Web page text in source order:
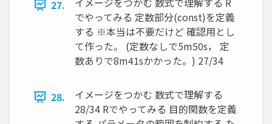
27.
でやってみる 定数部分(const)を定義
する ※本当は不要だけど 確認用とし
て作った。 (定数なしで5m50s， 定
数ありで8m41sかかった。) 27/34
28.
イメージをつかむ 数式で理解する
28/34 Rでやってみる 目的関数を定義